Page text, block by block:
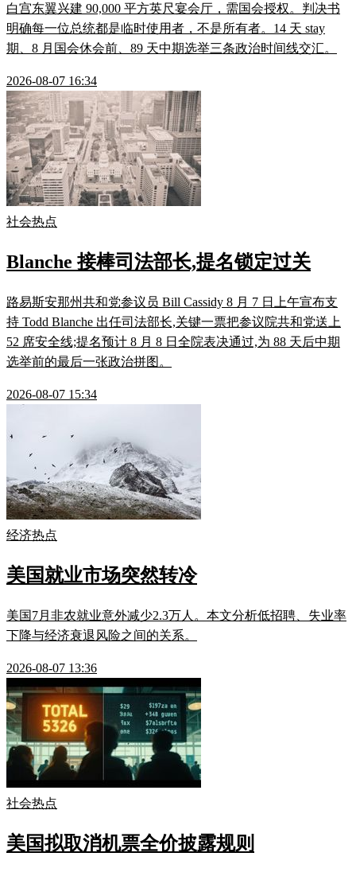
白宫东翼兴建 90,000 平方英尺宴会厅，需国会授权。判决书
明确每一位总统都是临时使用者，不是所有者。14 天 stay
期、8 月国会休会前、89 天中期选举三条政治时间线交汇。
2026-08-07 16:34
社会热点
Blanche 接棒司法部长,提名锁定过关
路易斯安那州共和党参议员 Bill Cassidy 8 月 7 日上午宣布支
持 Todd Blanche 出任司法部长,关键一票把参议院共和党送上
52 席安全线;提名预计 8 月 8 日全院表决通过,为 88 天后中期
选举前的最后一张政治拼图。
2026-08-07 15:34
经济热点
美国就业市场突然转冷
美国7月非农就业意外减少2.3万人。本文分析低招聘、失业率
下降与经济衰退风险之间的关系。
2026-08-07 13:36
社会热点
美国拟取消机票全价披露规则